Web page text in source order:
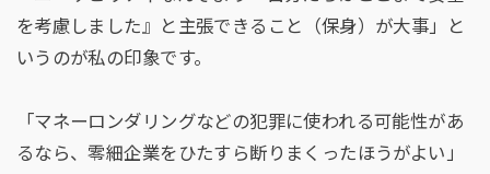
を考慮しました』と主張できること（保身）が大事」と
いうのが私の印象です。
「マネーロンダリングなどの犯罪に使われる可能性があ
るなら、零細企業をひたすら断りまくったほうがよい」